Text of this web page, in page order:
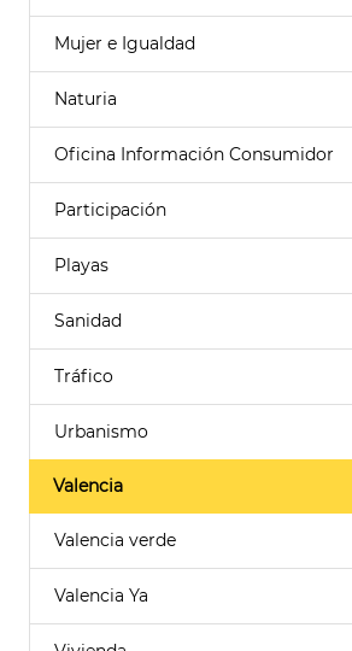
Mujer e Igualdad
Naturia
Oficina Información Consumidor
Participación
Playas
Sanidad
Tráfico
Urbanismo
Valencia
Valencia verde
Valencia Ya